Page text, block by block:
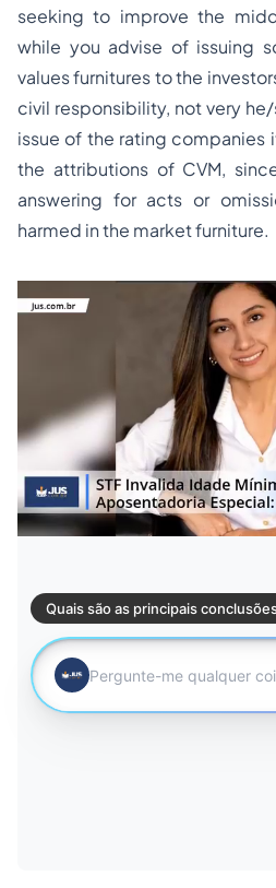
seeking to improve the
while you advise of issuing
values furnitures to the
civil responsibility, not very
issue of the rating companies
the attributions of CVM,
answering for acts or
harmed in the market furniture.